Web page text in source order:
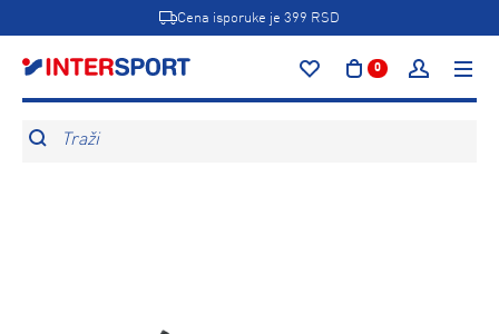
Cena isporuke je 399 RSD
0
Traži